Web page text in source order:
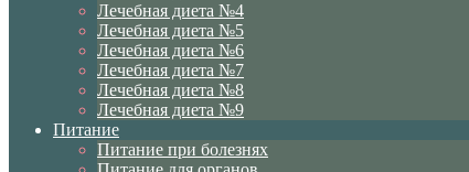
Лечебная диета №4
Лечебная диета №5
Лечебная диета №6
Лечебная диета №7
Лечебная диета №8
Лечебная диета №9
Питание
Питание при болезнях